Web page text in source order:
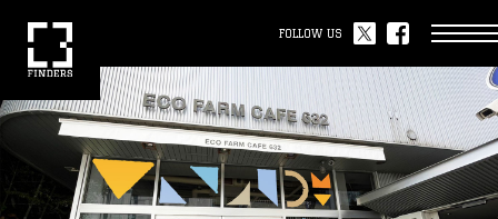
FOLLOW US